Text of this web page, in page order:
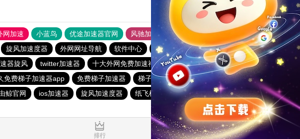
网加速 小蓝鸟 优途加速器官网 风驰加速器
旋风加速器
旋风加速度器 外网网址导航 软件中心 雷霆加速 狂飙加速器
哔咔漫画
器旋风 twitter加速器 十大外网免费加速神器 快鸭加速器app
猴王加速器
免费梯子加速器app 免费梯子加速器 梯子软件免费 夏时国际加速器
outline
鲸官网 ios加速器 旋风加速度器 纸飞机加速器 雷轰官网加速器
安易加速器
排行 推荐